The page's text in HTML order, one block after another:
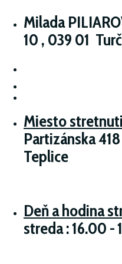
Milada
10 , 039 01
Miesto
Partizánska
Teplice
Deň a hodina
streda : 16.00 -